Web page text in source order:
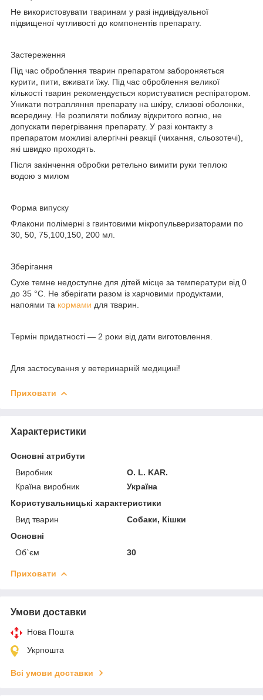
Не використовувати тваринам у разі індивідуальної
підвищеної чутливості до компонентів препарату.
Застереження
Під час оброблення тварин препаратом забороняється
курити, пити, вживати їжу. Під час оброблення великої
кількості тварин рекомендується користуватися респіратором.
Уникати потрапляння препарату на шкіру, слизові оболонки,
всередину. Не розпиляти поблизу відкритого вогню, не
допускати перегрівання препарату. У разі контакту з
препаратом можливі алергічні реакції (чихання, сльозотечі),
які швидко проходять.
Після закінчення обробки ретельно вимити руки теплою
водою з милом
Форма випуску
Флакони полімерні з гвинтовими мікропульверизаторами по
30, 50, 75,100,150, 200 мл.
Зберігання
Сухе темне недоступне для дітей місце за температури від 0
до 35 °C. Не зберігати разом із харчовими продуктами,
напоями та кормами для тварин.
Термін придатності — 2 роки від дати виготовлення.
Для застосування у ветеринарній медицині!
Приховати
Характеристики
Основні атрибути
Виробник
O. L. KAR.
Країна виробник
Україна
Користувальницькі характеристики
Вид тварин
Собаки, Кішки
Основні
Об`єм
30
Приховати
Умови доставки
Нова Пошта
Укрпошта
Всі умови доставки